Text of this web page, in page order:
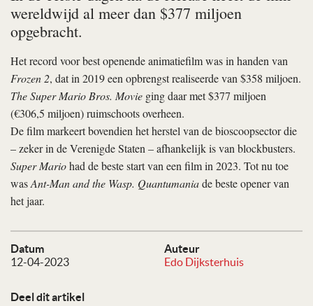
Datum
12-04-2023
Auteur
Edo Dijksterhuis
Deel dit artikel
wereldwijd al meer dan $377 miljoen
opgebracht.
Het record voor best openende animatiefilm was in handen van
Frozen 2, dat in 2019 een opbrengst realiseerde van $358 miljoen.
The Super Mario Bros. Movie ging daar met $377 miljoen
(€306,5 miljoen) ruimschoots overheen.
De film markeert bovendien het herstel van de bioscoopsector die
– zeker in de Verenigde Staten – afhankelijk is van blockbusters.
Super Mariohad de beste start van een film in 2023. Tot nu toe
wasAnt-Man and the Wasp. Quantumaniade beste opener van
het jaar.